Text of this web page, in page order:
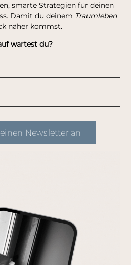
smarte Strategien für deinen
Damit du deinem Traumleben
näher kommst.
wartest du?
Newsletter an